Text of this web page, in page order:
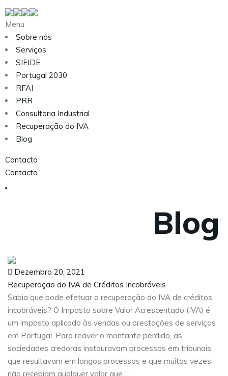
Menu
Sobre nós
Serviços
SIFIDE
Portugal 2030
RFAI
PRR
Consultoria Industrial
Recuperação do IVA
Blog
Contacto
Contacto
Blog
Dezembro 20, 2021
Recuperação do IVA de Créditos Incobráveis
Sabia que pode efetuar a recuperação do IVA de créditos
incobráveis? O Imposto sobre Valor Acrescentado (IVA) é
um imposto aplicado às vendas ou prestações de serviços
em Portugal. Para reaver o montante perdido, as
sociedades credoras instauravam processos em tribunais
que resultavam em longos processos e que muitas vezes,
não recebiam qualquer valor que …